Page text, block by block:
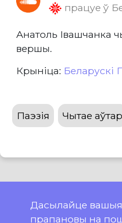
працуе ў
Анатоль Івашчанка
вершы.
Крыніца: Беларускі
Паэзія Чытае аўтар
Дасылайце вашыя
прапановы на